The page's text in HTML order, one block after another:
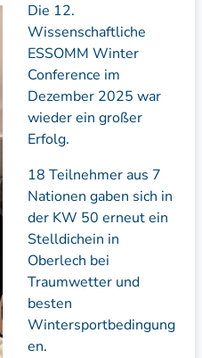
Die 12.
Wissenschaftliche
ESSOMM Winter
Conference im
Dezember 2025 war
wieder ein großer
Erfolg.
18 Teilnehmer aus 7
Nationen gaben sich in
der KW 50 erneut ein
Stelldichein in
Oberlech bei
Traumwetter und
besten
Wintersportbedingung
en.